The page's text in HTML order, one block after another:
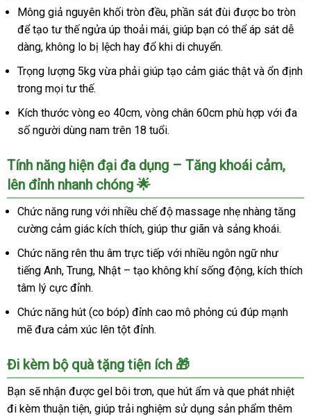
Mông giả nguyên khối tròn đều, phần sát đùi được bo tròn
để tạo tư thế ngửa úp thoải mái, giúp bạn có thể áp sát dễ
dàng, không lo bị lệch hay đổ khi di chuyển.
Trọng lượng 5kg vừa phải giúp tạo cảm giác thật và ổn định
trong mọi tư thế.
Kích thước vòng eo 40cm, vòng chân 60cm phù hợp với đa
số người dùng nam trên 18 tuổi.
Tính năng hiện đại đa dụng – Tăng khoái cảm,
lên đỉnh nhanh chóng 🌟
Chức năng rung với nhiều chế độ massage nhẹ nhàng tăng
cường cảm giác kích thích, giúp thư giãn và sảng khoái.
Chức năng rên thu âm trực tiếp với nhiều ngôn ngữ như
tiếng Anh, Trung, Nhật – tạo không khí sống động, kích thích
tâm lý cực đỉnh.
Chức năng hút (co bóp) đỉnh cao mô phỏng cú đúp mạnh
mẽ đưa cảm xúc lên tột đỉnh.
Đi kèm bộ quà tặng tiện ích 🎁
Bạn sẽ nhận được gel bôi trơn, que hút ẩm và que phát nhiệt
đi kèm thuận tiện, giúp trải nghiệm sử dụng sản phẩm thêm